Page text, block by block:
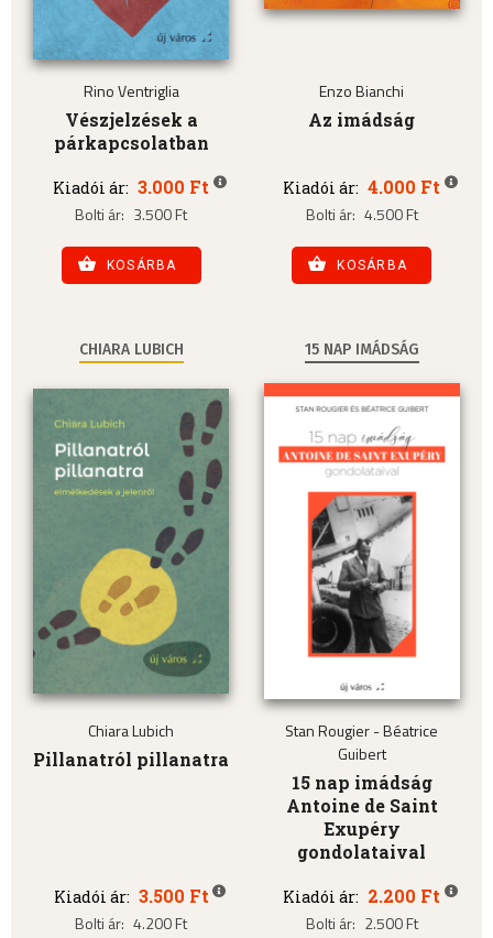
Rino Ventriglia
Vészjelzések a
párkapcsolatban
Kiadói ár: 3.000 Ft
Bolti ár: 3.500 Ft
KOSÁRBA
Enzo Bianchi
Az imádság
Kiadói ár: 4.000 Ft
Bolti ár: 4.500 Ft
KOSÁRBA
CHIARA LUBICH
Chiara Lubich
Pillanatról pillanatra
Kiadói ár: 3.500 Ft
Bolti ár: 4.200 Ft
15 NAP IMÁDSÁG
Stan Rougier - Béatrice
Guibert
15 nap imádság
Antoine de Saint
Exupéry
gondolataival
Kiadói ár: 2.200 Ft
Bolti ár: 2.500 Ft